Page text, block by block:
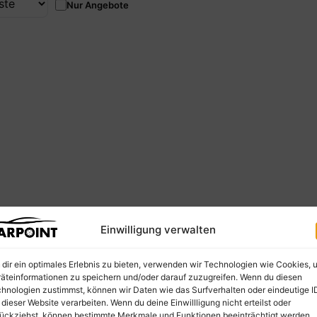
Einwilligung verwalten
dir ein optimales Erlebnis zu bieten, verwenden wir Technologien wie Cookies,
zu speichern und/oder darauf zuzugreifen. Wenn du diesen
zustimmst, können wir Daten wie das Surfverhalten oder eindeutige
Website verarbeiten. Wenn du deine Einwillligung nicht erteilst oder
Nur Angebote